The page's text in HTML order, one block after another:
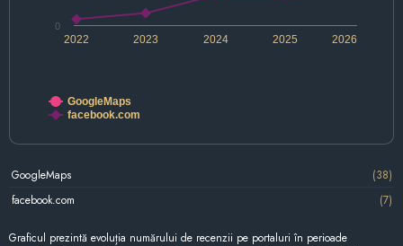
2022 2024 2026
2023 2025
0
GoogleMaps
facebook.com
GoogleMaps
(38)
facebook.com
(7)
Graficul prezintă evoluția numărului de recenzii pe portaluri în perioade